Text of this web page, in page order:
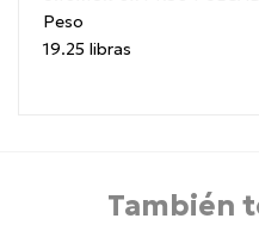
Peso
19.25 libras
También